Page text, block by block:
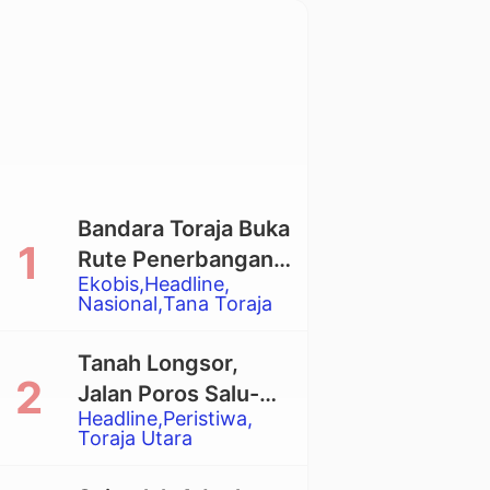
Ekobis Headline
Nasional Tana Toraja
Bandara Toraja Buka
Rute Penerbangan
Langsung Toraja-
Balikpapan
Headline Peristiwa
Toraja Utara
Tanah Longsor,
Jalan Poros Salu-
Dende’ Tertutup
Total